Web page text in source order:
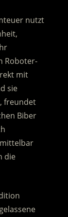
nutzt
Roboter-
mit
sie
freundet
Biber
die